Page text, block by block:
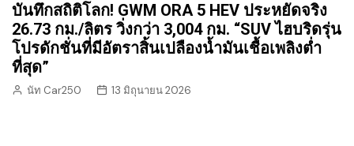
บันทึกสถิติโลก! GWM ORA 5 HEV ประหยัดจริง
26.73 กม./ลิตร วิ่งกว่า 3,004 กม. “SUV ไฮบริดรุ่น
โปรดักชั่นที่มีอัตราสิ้นเปลืองน้ำมันเชื้อเพลิงต่ำ
ที่สุด”
นัท Car250 13 มิถุนายน 2026